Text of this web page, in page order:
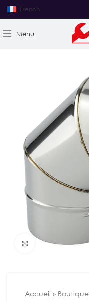
French
Menu
Agrandir
Accueil » Boutique